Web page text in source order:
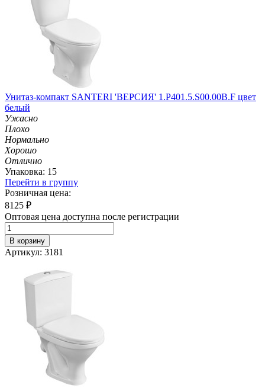
Унитаз-компакт SANTERI 'ВЕРСИЯ' 1.P401.5.S00.00B.F цвет
белый
Ужасно
Плохо
Нормально
Хорошо
Отлично
Упаковка: 15
Перейти в группу
Розничная цена:
8125 ₽
Оптовая цена доступна после регистрации
В корзину
Артикул: 3181